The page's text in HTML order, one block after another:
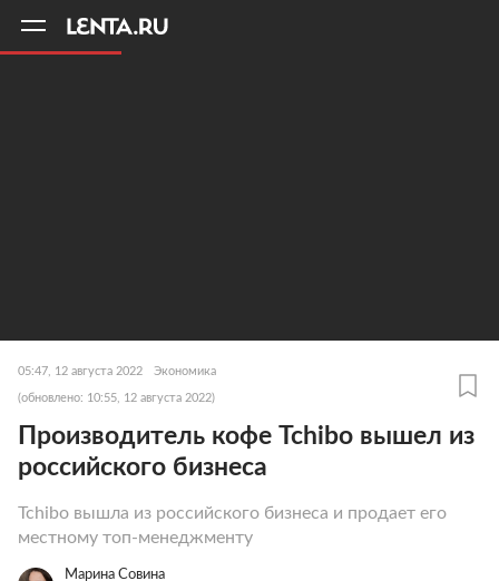
05:47, 12 августа 2022 Экономика
(обновлено: 10:55, 12 августа 2022)
Производитель кофе Tchibo вышел из
российского бизнеса
Tchibo вышла из российского бизнеса и продает его
местному топ-менеджменту
Марина Совина